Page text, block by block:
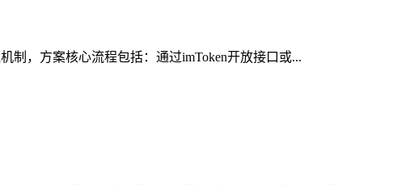
制，方案核心流程包括：通过imToken开放接口或...